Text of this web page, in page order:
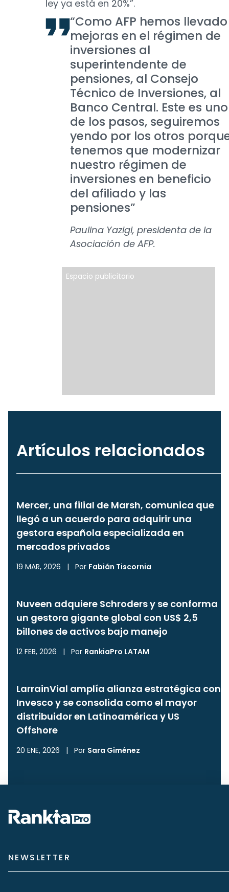
ley ya está en 20%”.
“Como AFP hemos llevado
mejoras en el régimen de
inversiones al
superintendente de
pensiones, al Consejo
Técnico de Inversiones, al
Banco Central. Este es uno
de los pasos, seguiremos
yendo por los otros
tenemos que modernizar
nuestro régimen de
inversiones en beneficio
del afiliado y las
pensiones”
Paulina Yazigi, presidenta de la
Asociación de AFP.
Espacio publicitario
Artículos relacionados
Mercer, una filial de Marsh, comunica que
llegó a un acuerdo para adquirir una
gestora española especializada en
mercados privados
19 MAR, 2026 | Por Fabián Tiscornia
Nuveen adquiere Schroders y se conforma
un gestora gigante global con US$ 2,5
billones de activos bajo manejo
12 FEB, 2026 | Por RankiaPro LATAM
LarrainVial amplía alianza estratégica con
Invesco y se consolida como el mayor
distribuidor en Latinoamérica y US
Offshore
20 ENE, 2026 | Por Sara Giménez
NEWSLETTER